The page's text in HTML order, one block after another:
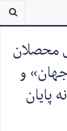
محصلان
و
پایان